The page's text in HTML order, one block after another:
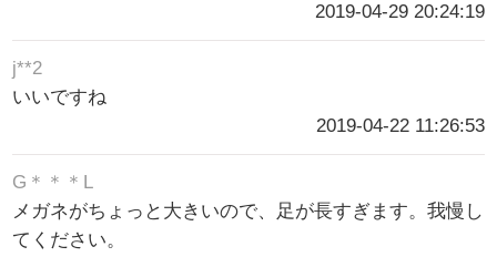
2019-04-29 20:24:19
j**2
いいですね
2019-04-22 11:26:53
G＊＊＊L
メガネがちょっと大きいので、足が長すぎます。我慢し
てください。